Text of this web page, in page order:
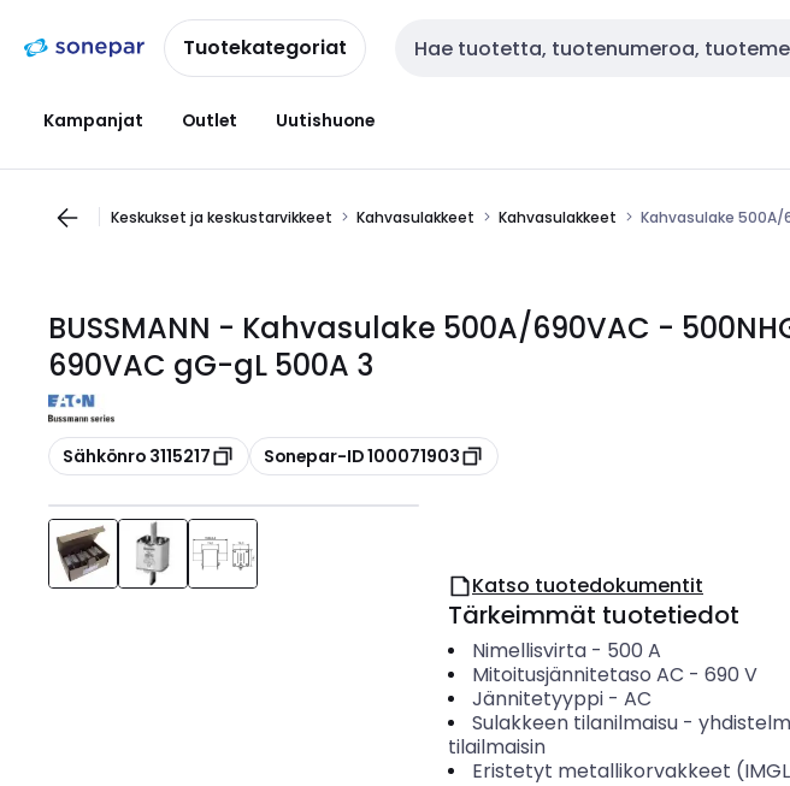
navigointiinsisältöönTuotekategoriat Haku
Kampanjat Outlet Uutishuone
Keskukset ja keskustarvikkeet Kahvasulakkeet Kahvasulakkeet Kahvasulake 500A/
BUSSMANN - Kahvasulake 500A/690VAC -
690VAC gG-gL 500A 3
Kopioi
Sähkönro 3115217 Kopioi
Sonepar-ID 100071903
Katso tuotedokumentit
Tärkeimmät tuotetiedot
Nimellisvirta- 500 A
Mitoitusjännitetaso AC - 690 V
Jännitetyyppi- AC
Sulakkeen tilanilmaisu-
tilailmaisin
Eristetyt metallikorvakkeet